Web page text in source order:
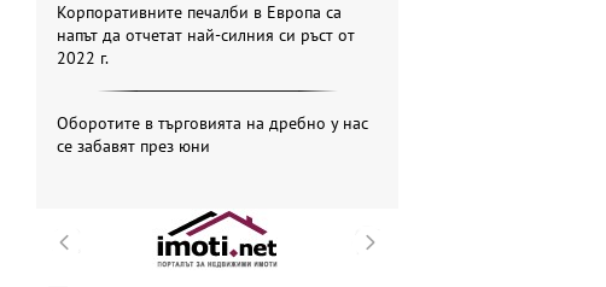
Корпоративните печалби в Европа са
напът да отчетат най-силния си ръст от
2022 г.
Оборотите в търговията на дребно у нас
се забавят през юни